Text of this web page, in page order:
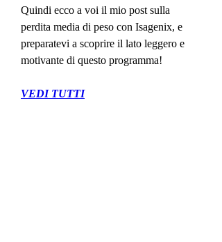
Quindi ecco a voi il mio post sulla
perdita media di peso con Isagenix, e
preparatevi a scoprire il lato leggero e
motivante di questo programma!
VEDI TUTTI